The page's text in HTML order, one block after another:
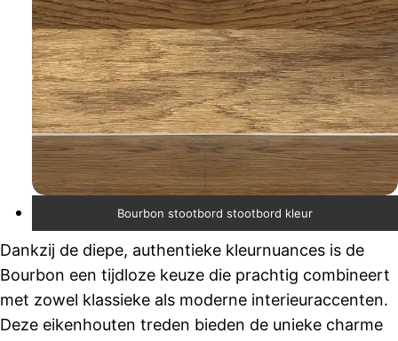
Bourbon stootbord stootbord kleur
Dankzij de diepe, authentieke kleurnuances is de
Bourbon een tijdloze keuze die prachtig combineert
met zowel klassieke als moderne interieuraccenten.
Deze eikenhouten treden bieden de unieke charme